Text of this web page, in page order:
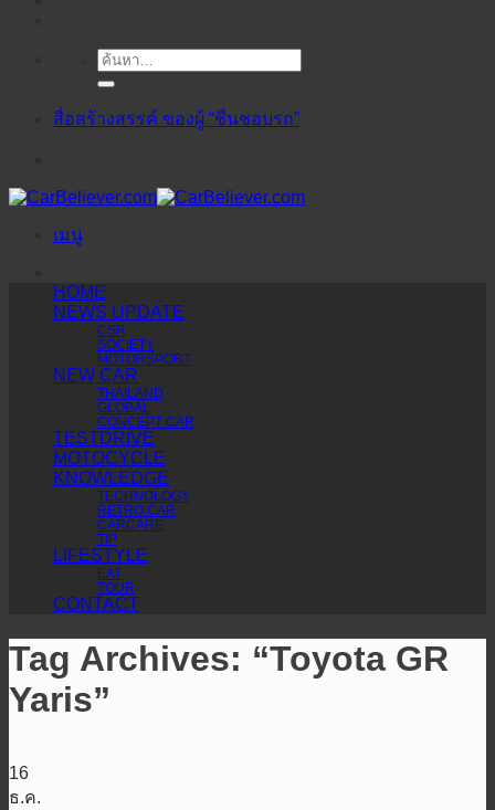
ค้นหา:
สื่อสร้างสรรค์ ของผู้ “ชื่นชอบรถ”
เมนู
HOME
NEWS UPDATE
CSR
SOCIETY
MOTORSPORT
NEW CAR
THAILAND
GLOBAL
CONCEPT CAR
TESTDRIVE
MOTOCYCLE
KNOWLEDGE
TECHNOLOGY
RETRO CAR
CARCARE
TIP
LIFESTYLE
EAT
TOUR
CONTACT
Tag Archives: “Toyota GR
Yaris”
16
ธ.ค.